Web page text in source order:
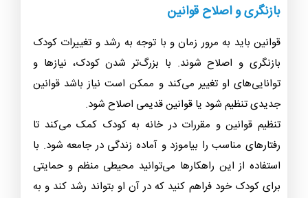
بازنگری و اصلاح قوانین
قوانین باید به مرور زمان و با توجه به رشد و تغییرات کودک
بازنگری و اصلاح شوند. با بزرگ‌تر شدن کودک، نیازها و
توانایی‌های او تغییر می‌کند و ممکن است نیاز باشد قوانین
جدیدی تنظیم شود یا قوانین قدیمی اصلاح شود.
تنظیم قوانین و مقررات در خانه به کودک کمک می‌کند تا
رفتارهای مناسب را بیاموزد و آماده زندگی در جامعه شود. با
استفاده از این راهکارها می‌توانید محیطی منظم و حمایتی
برای کودک خود فراهم کنید که در آن او بتواند رشد کند و به